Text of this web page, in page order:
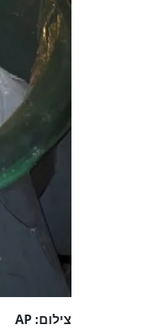
צילום: AP